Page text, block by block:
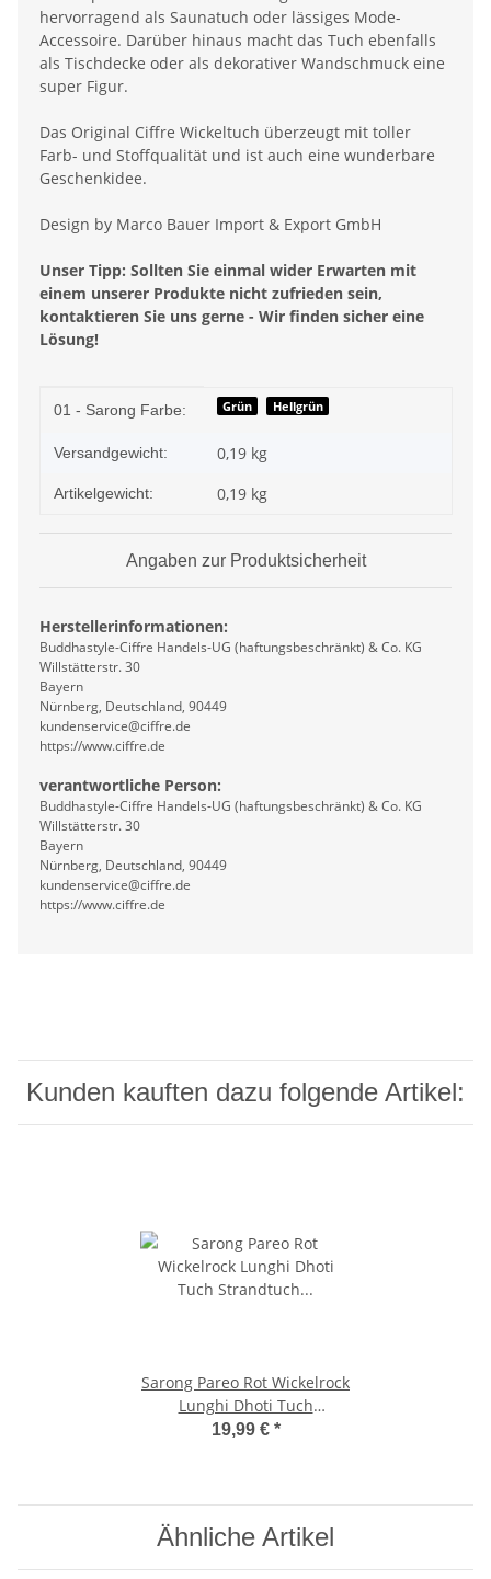
hervorragend als Saunatuch oder lässiges Mode-
Accessoire. Darüber hinaus macht das Tuch ebenfalls
als Tischdecke oder als dekorativer Wandschmuck eine
super Figur.
Das Original Ciffre Wickeltuch überzeugt mit toller
Farb- und Stoffqualität und ist auch eine wunderbare
Geschenkidee.
Design by Marco Bauer Import & Export GmbH
Unser Tipp: Sollten Sie einmal wider Erwarten mit
einem unserer Produkte nicht zufrieden sein,
kontaktieren Sie uns gerne - Wir finden sicher eine
Lösung!
Produkteigenschaft
Wert
01 - Sarong Farbe: Grün Hellgrün
Versandgewicht: 0,19 kg
Artikelgewicht: 0,19 kg
Angaben zur Produktsicherheit
Herstellerinformationen:
Buddhastyle-Ciffre Handels-UG (haftungsbeschränkt) & Co. KG
Willstätterstr. 30
Bayern
Nürnberg, Deutschland, 90449
kundenservice@ciffre.de
https://www.ciffre.de
verantwortliche Person:
Buddhastyle-Ciffre Handels-UG (haftungsbeschränkt) & Co. KG
Willstätterstr. 30
Bayern
Nürnberg, Deutschland, 90449
kundenservice@ciffre.de
https://www.ciffre.de
Kunden kauften dazu folgende Artikel:
Sarong Pareo Rot Wickelrock
Lunghi Dhoti Tuch
Strandtuch Keltisch Kreis
19,99 € *
Ähnliche Artikel